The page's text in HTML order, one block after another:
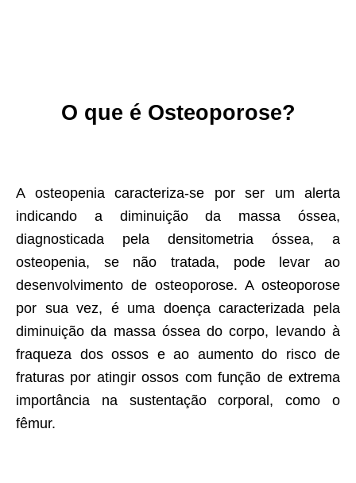
O que é Osteoporose?
A osteopenia caracteriza-se por ser um alerta
indicando a diminuição da massa óssea,
diagnosticada pela densitometria óssea, a
osteopenia, se não tratada, pode levar ao
desenvolvimento de osteoporose. A osteoporose
por sua vez, é uma doença caracterizada pela
diminuição da massa óssea do corpo, levando à
fraqueza dos ossos e ao aumento do risco de
fraturas por atingir ossos com função de extrema
importância na sustentação corporal, como o
fêmur.